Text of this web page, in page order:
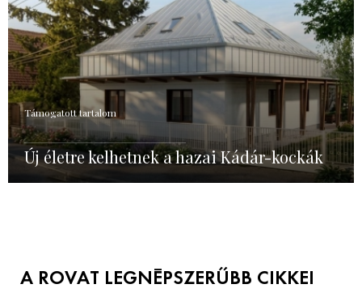
Támogatott tartalom
Új életre kelhetnek a hazai Kádár-kockák
A ROVAT LEGNÉPSZERŰBB CIKKEI